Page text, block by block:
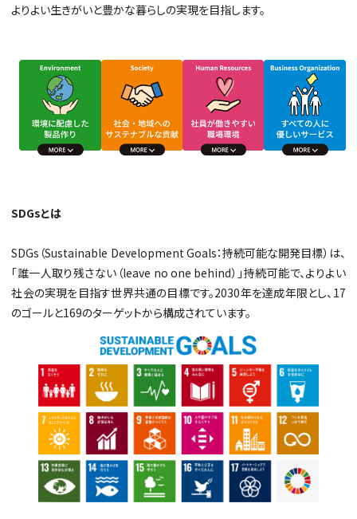
よりよい生きがいと豊かな暮らしの実現を目指します。
SDGsとは
SDGs（Sustainable Development Goals：持続可能な開発目標）は、
「誰一人取り残さない（leave no one behind）」持続可能で、よりよい
社会の実現を目指す世界共通の目標です。2030年を達成年限とし、17
のゴールと169のターゲットから構成されています。